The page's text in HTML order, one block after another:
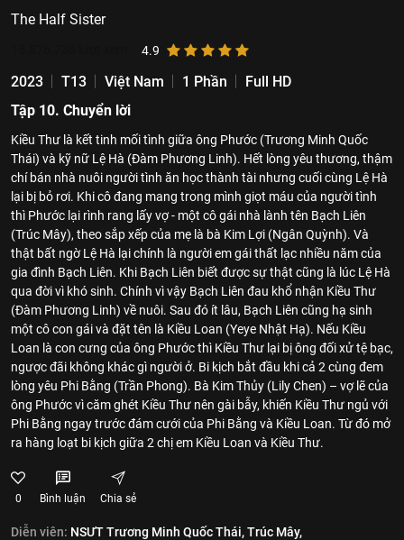
The Half Sister
4.9
2023 T13 Việt Nam 1 Phần
Full HD
Tập 10. Chuyển lời
Kiều Thư là kết tinh mối tình giữa ông Phước (Trương Minh Quốc
Thái) và kỹ nữ Lệ Hà (Đàm Phương Linh). Hết lòng yêu thương, thậm
chí bán nhà nuôi người tình ăn học thành tài nhưng cuối cùng Lệ Hà
lại bị bỏ rơi. Khi cô đang mang trong mình giọt máu của người tình
thì Phước lại rình rang lấy vợ - một cô gái nhà lành tên Bạch Liên
(Trúc Mây), theo sắp xếp của mẹ là bà Kim Lợi (Ngân Quỳnh). Và
thật bất ngờ Lệ Hà lại chính là người em gái thất lạc nhiều năm của
gia đình Bạch Liên. Khi Bạch Liên biết được sự thật cũng là lúc Lệ Hà
qua đời vì khó sinh. Chính vì vậy Bạch Liên đau khổ nhận Kiều Thư
(Đàm Phương Linh) về nuôi. Sau đó ít lâu, Bạch Liên cũng hạ sinh
một cô con gái và đặt tên là Kiều Loan (Yeye Nhật Hạ). Nếu Kiều
Loan là con cưng của ông Phước thì Kiều Thư lại bị ông đối xử tệ bạc,
ngược đãi không khác gì người ở. Bi kịch bắt đầu khi cả 2 cùng đem
lòng yêu Phi Bằng (Trần Phong). Bà Kim Thủy (Lily Chen) – vợ lẽ của
ông Phước vì căm ghét Kiều Thư nên gài bẫy, khiến Kiều Thư ngủ với
Phi Bằng ngay trước đám cưới của Phi Bằng và Kiều Loan. Từ đó mở
ra hàng loạt bi kịch giữa 2 chị em Kiều Loan và Kiều Thư.
0 Bình luận Chia sẻ
Diễn viên: NSƯT Trương Minh Quốc Thái,Trúc Mây,